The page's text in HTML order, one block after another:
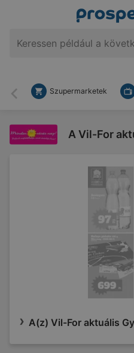
Vissza
Szupermarketek
A Vil-For
A(z) Vil-For aktuális